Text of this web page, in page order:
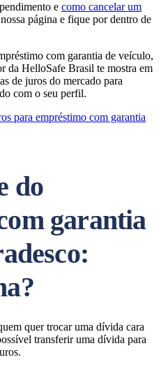
e como cancelar um
nossa página e fique por dentro de
com garantia de veículo,
da HelloSafe Brasil te mostra em
de juros do mercado para
com o seu perfil.
para empréstimo com garantia
do
garantia
quer trocar uma dívida cara
transferir uma dívida para